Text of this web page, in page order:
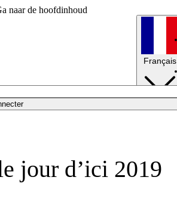
naar de hoofdinhoud
Français
jour d’ici 2019